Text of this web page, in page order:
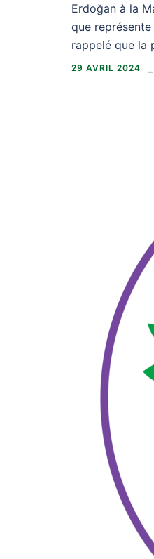
Erdoğan à la
que représente
rappelé que la
29 AVRIL 2024